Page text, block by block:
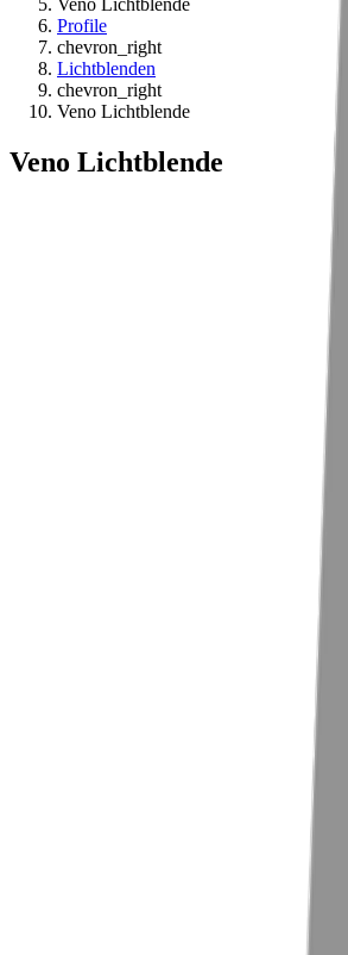
Profile
chevron_right
Lichtblenden
chevron_right
Veno Lichtblende
Veno Lichtblende